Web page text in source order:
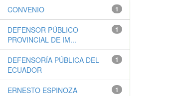
1
CONVENIO
1
DEFENSOR PÚBLICO
PROVINCIAL DE IM...
1
DEFENSORÍA PÚBLICA DEL
ECUADOR
1
ERNESTO ESPINOZA